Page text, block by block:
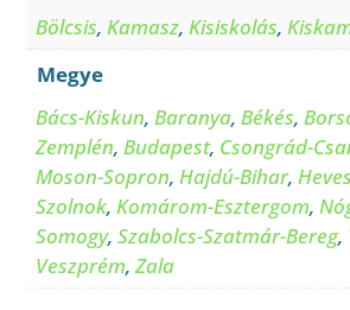
Bölcsis,Kamasz,Kisiskolás,
Megye
Bács-Kiskun, Baranya, Békés,
Zemplén, Budapest, Csongrád-
Moson-Sopron, Hajdú-Bihar,
Szolnok, Komárom-Esztergom,
Somogy,Szabolcs-Szatmár-Bereg,
Veszprém,Zala